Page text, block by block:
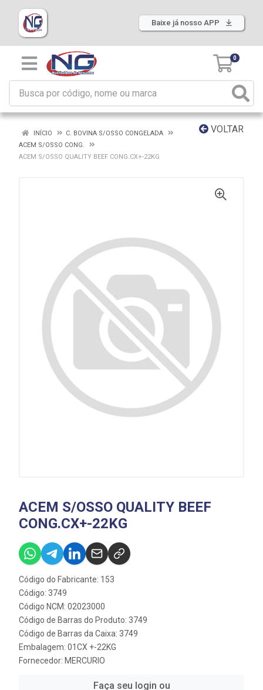
Baixe já nosso APP
0
VOLTAR
INÍCIO
C. BOVINA S/OSSO CONGELADA
ACEM S/OSSO CONG.
ACEM S/OSSO QUALITY BEEF CONG.CX+-22KG
ACEM S/OSSO QUALITY BEEF
CONG.CX+-22KG
Código do Fabricante: 153
Código: 3749
Código NCM: 02023000
Código de Barras do Produto: 3749
Código de Barras da Caixa: 3749
Embalagem: 01CX +-22KG
Fornecedor: MERCURIO
Faça seu login ou